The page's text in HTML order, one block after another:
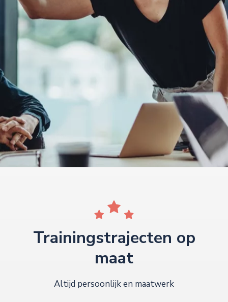
Trainingstrajecten op
maat
Altijd persoonlijk en maatwerk